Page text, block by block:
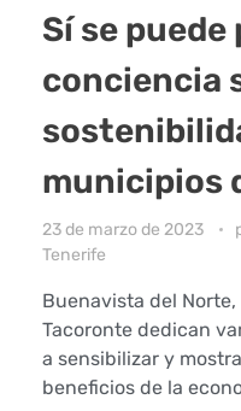
Sí se puede
conciencia
municipios
23 de marzo de 2023
Tenerife
Buenavista del
Tacoronte dedican
a sensibilizar y
beneficios de la